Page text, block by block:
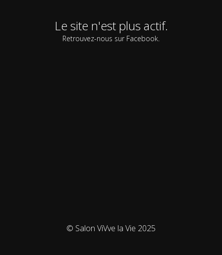
Le site n'est plus actif.
Retrouvez-nous sur Facebook.
© Salon ViVve la Vie 2025